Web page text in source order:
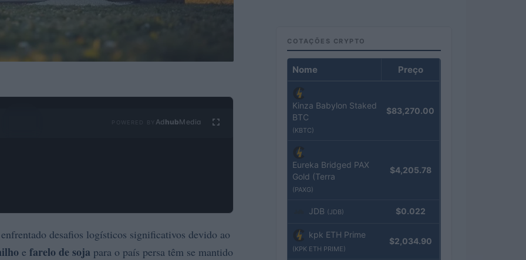
Ad hubMedia
desafios logísticos significativos devido ao
e farelo de soja para o país persa têm se mantido
COTAÇÕES CRYPTO
Nome Preço
Kinza Babylon Staked
BTC
(KBTC)
$83,270.00
Eureka Bridged PAX
Gold (Terra
(PAXG)
$4,205.78
JDB (JDB) $0.022
kpk ETH Prime
(KPK ETH PRIME)
$2,034.90